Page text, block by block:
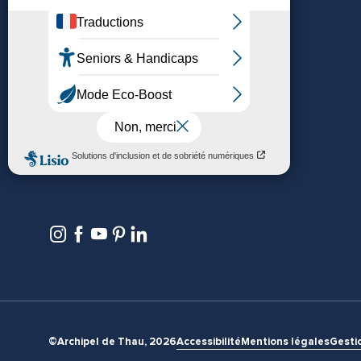
Nos bureaux d’accueil
Newsletter
©Archipel de Thau, 2026Accessibilité Mentions légales